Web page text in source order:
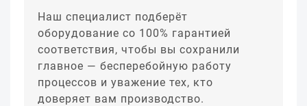
Наш специалист подберёт
оборудование со 100% гарантией
соответствия, чтобы вы сохранили
главное — бесперебойную работу
процессов и уважение тех, кто
доверяет вам производство.